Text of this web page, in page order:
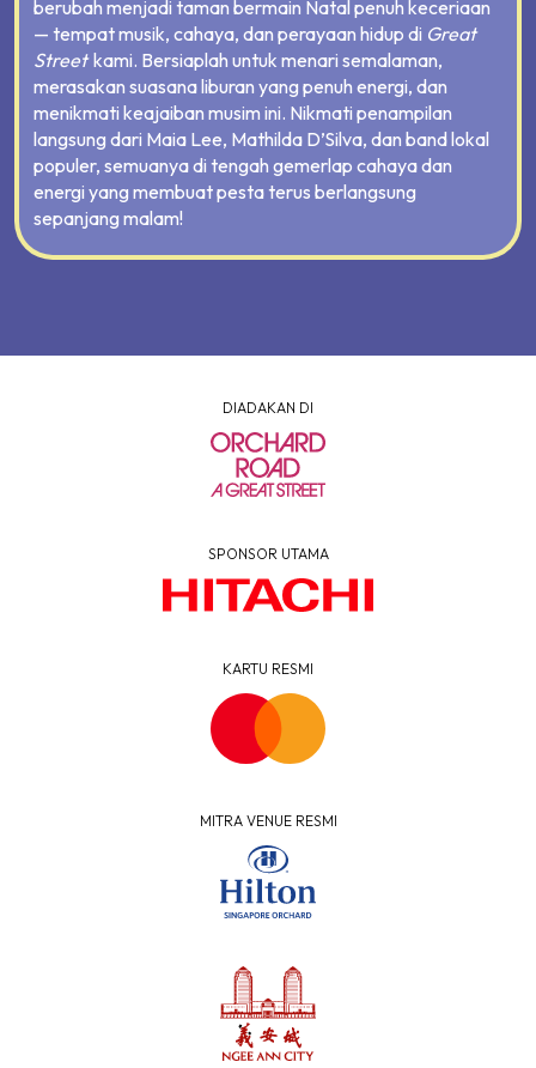
berubah menjadi taman bermain Natal penuh keceriaan
— tempat musik, cahaya, dan perayaan hidup di Great
Streetkami. Bersiaplah untuk menari semalaman,
merasakan suasana liburan yang penuh energi, dan
menikmati keajaiban musim ini. Nikmati penampilan
langsung dari Maia Lee, Mathilda D’Silva, dan band lokal
populer, semuanya di tengah gemerlap cahaya dan
energi yang membuat pesta terus berlangsung
sepanjang malam!
DIADAKAN DI
SPONSOR UTAMA
KARTU RESMI
MITRA VENUE RESMI